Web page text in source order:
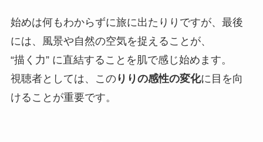
始めは何もわからずに旅に出たりりですが、最後
には、風景や自然の空気を捉えることが、
“描く力” に直結することを肌で感じ始めます。
視聴者としては、このりりの感性の変化に目を向
けることが重要です。